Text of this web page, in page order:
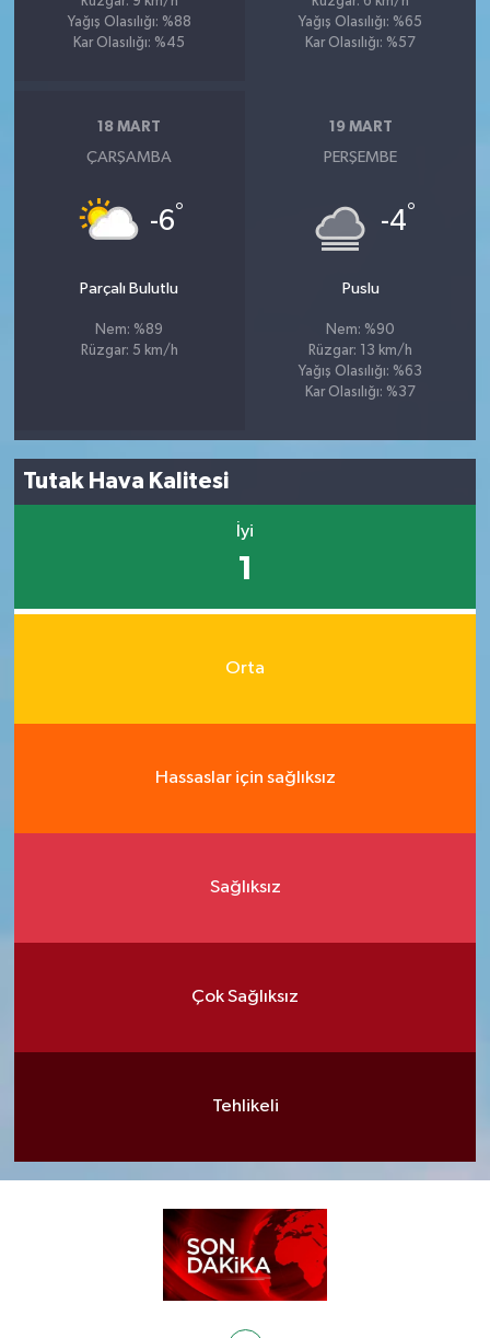
Yağış Olasılığı: %88
Kar Olasılığı: %45
Yağış Olasılığı: %65
Kar Olasılığı: %57
18 MART
ÇARŞAMBA
-6°
Parçalı Bulutlu
Nem: %89
Rüzgar: 5 km/h
19 MART
PERŞEMBE
-4°
Puslu
Nem: %90
Rüzgar: 13 km/h
Yağış Olasılığı: %63
Kar Olasılığı: %37
Tutak Hava Kalitesi
İyi
1
Orta
Hassaslar için sağlıksız
Sağlıksız
Çok Sağlıksız
Tehlikeli